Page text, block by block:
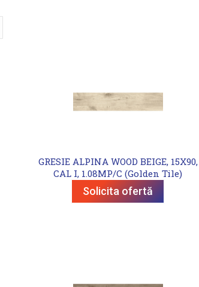
GRESIE ALPINA WOOD BEIGE, 15X90,
CAL I, 1.08MP/C (Golden Tile)
Solicita ofertă